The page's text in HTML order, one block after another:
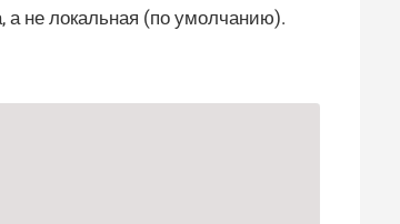
а не локальная (по умолчанию).